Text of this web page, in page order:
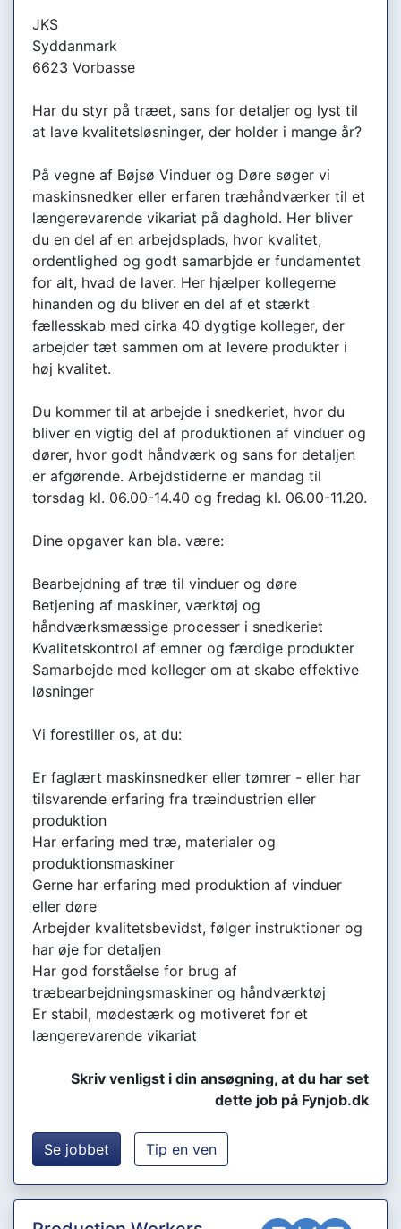
JKS
Syddanmark
6623 Vorbasse
Har du styr på træet, sans for detaljer og lyst til
at lave kvalitetsløsninger, der holder i mange år?
På vegne af Bøjsø Vinduer og Døre søger vi
maskinsnedker eller erfaren træhåndværker til et
længerevarende vikariat på daghold. Her bliver
du en del af en arbejdsplads, hvor kvalitet,
ordentlighed og godt samarbjde er fundamentet
for alt, hvad de laver. Her hjælper kollegerne
hinanden og du bliver en del af et stærkt
fællesskab med cirka 40 dygtige kolleger, der
arbejder tæt sammen om at levere produkter i
høj kvalitet.
Du kommer til at arbejde i snedkeriet, hvor du
bliver en vigtig del af produktionen af vinduer og
dører, hvor godt håndværk og sans for detaljen
er afgørende. Arbejdstiderne er mandag til
torsdag kl. 06.00-14.40 og fredag kl. 06.00-11.20.
Dine opgaver kan bla. være:
Bearbejdning af træ til vinduer og døre
Betjening af maskiner, værktøj og
håndværksmæssige processer i snedkeriet
Kvalitetskontrol af emner og færdige produkter
Samarbejde med kolleger om at skabe effektive
løsninger
Vi forestiller os, at du:
Er faglært maskinsnedker eller tømrer - eller har
tilsvarende erfaring fra træindustrien eller
produktion
Har erfaring med træ, materialer og
produktionsmaskiner
Gerne har erfaring med produktion af vinduer
eller døre
Arbejder kvalitetsbevidst, følger instruktioner og
har øje for detaljen
Har god forståelse for brug af
træbearbejdningsmaskiner og håndværktøj
Er stabil, mødestærk og motiveret for et
længerevarende vikariat
Skriv venligst i din ansøgning, at du har set
dette job på Fynjob.dk
Se jobbet Tip en ven